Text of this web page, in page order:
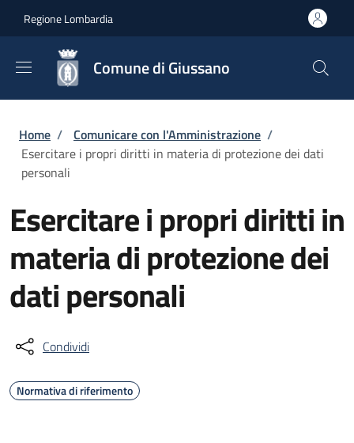
Regione Lombardia
Comune di Giussano
Briciole di pane
Home / Comunicare con l'Amministrazione /
Esercitare i propri diritti in materia di protezione dei dati
personali
Esercitare i propri diritti in
materia di protezione dei
dati personali
Condividi
Normativa di riferimento